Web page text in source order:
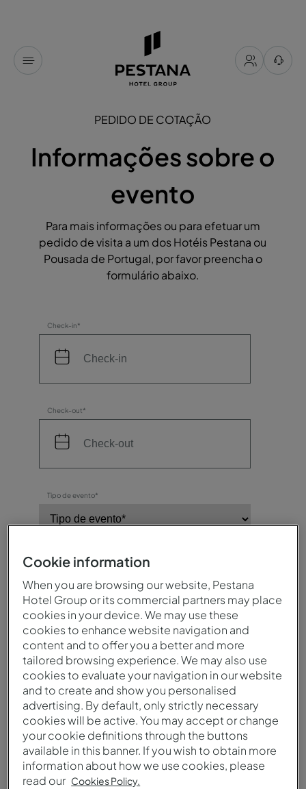
PEDIDO DE COTAÇÃO
Informações sobre o
evento
Para mais informações ou para efetuar um
pedido de visita a um dos Hotéis Pestana ou
Pousada de Portugal, por favor preencha o
formulário abaixo.
Check-in*
Check-out*
Tipo de evento*
Número de participantes*
Destino / Hotel*
Precisa de salas de reunião?
Sim
Não
Cookie information
When you are browsing our website, Pestana
Hotel Group or its commercial partners may place
cookies in your device. We may use these
cookies to enhance website navigation and
content and to offer you a better and more
tailored browsing experience. We may also use
cookies to evaluate your navigation in our website
and to create and show you personalised
advertising. By default, only strictly necessary
cookies will be active. You may accept or change
your cookie definitions through the buttons
available in this banner. If you wish to obtain more
information about how we use cookies, please
read our Cookies Policy.